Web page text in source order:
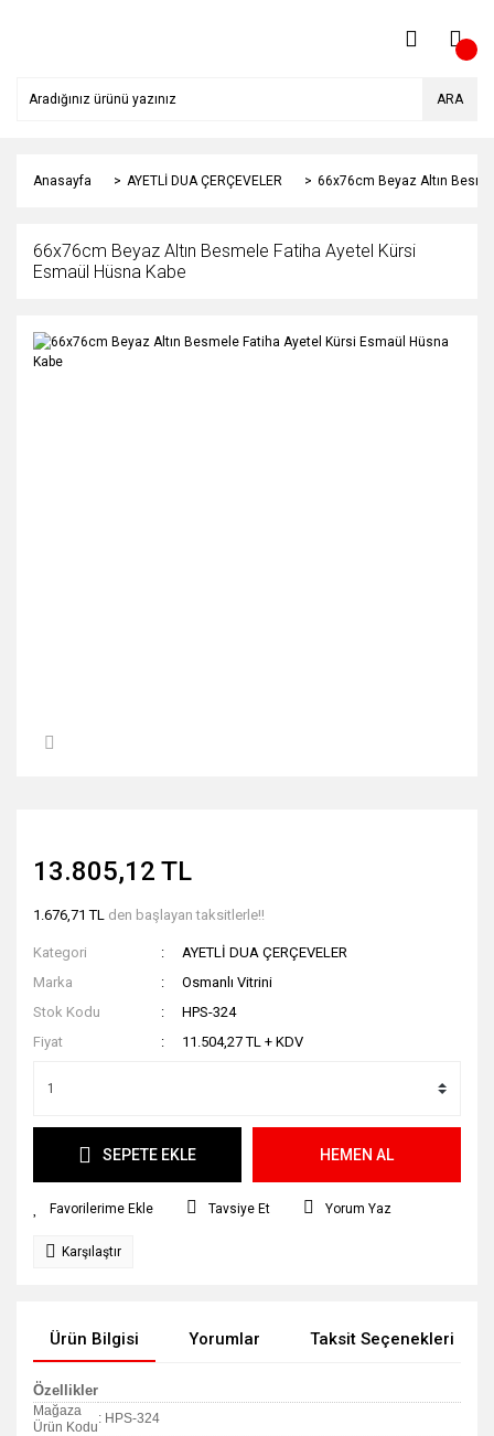
ARA
Anasayfa AYETLİ DUA ÇERÇEVELER 66x76cm Beyaz Altın
66x76cm Beyaz Altın Besmele Fatiha Ayetel Kürsi
Esmaül Hüsna Kabe
13.805,12 TL
1.676,71 TL den başlayan taksitlerle!!
Kategori
AYETLİ DUA ÇERÇEVELER
Marka
Osmanlı Vitrini
Stok Kodu
HPS-324
Fiyat
11.504,27 TL + KDV
SEPETE EKLE HEMEN AL
Tavsiye Et Yorum Yaz
Karşılaştır
Ürün Bilgisi Yorumlar Taksit Seçenekleri
Özellikler
Mağaza
Ürün Kodu
: HPS-324